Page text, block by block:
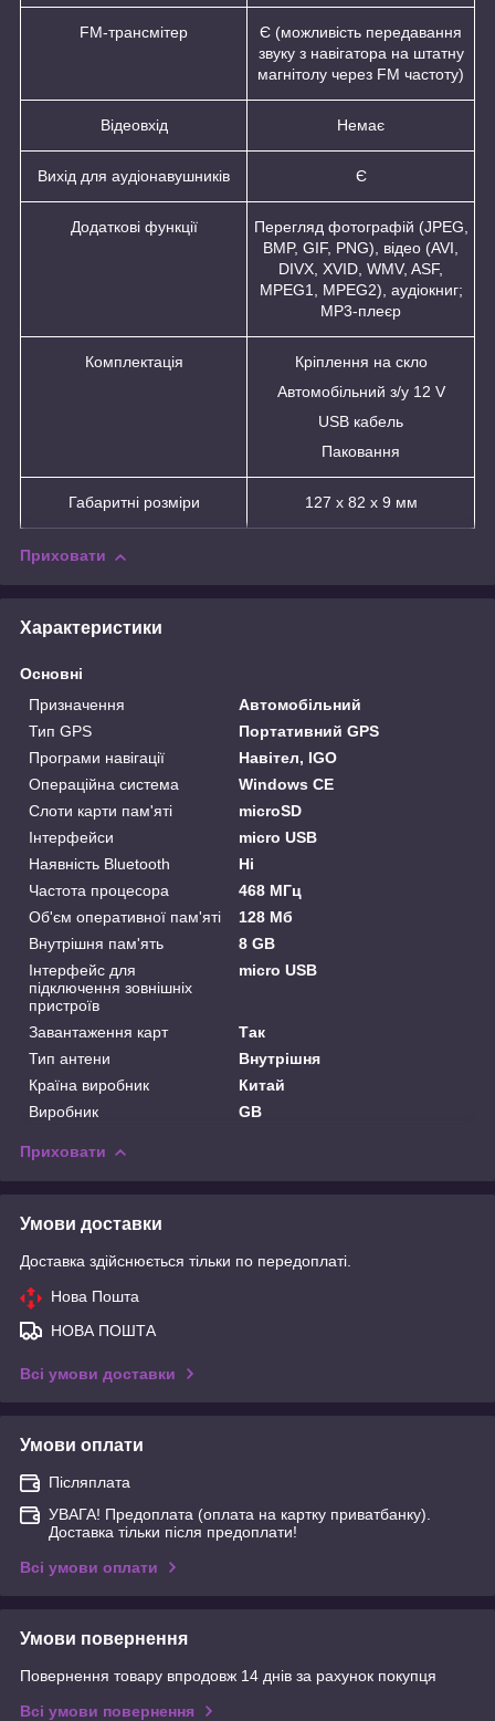
FM-трансмітер
Є (можливість передавання
звуку з навігатора на штатну
магнітолу через FM частоту)
Відеовхід Немає
Вихід для аудіонавушників Є
Додаткові функції
Перегляд фотографій (JPEG,
BMP, GIF, PNG), відео (AVI,
DIVX, XVID, WMV, ASF,
MPEG1, MPEG2), аудіокниг;
MP3-плеєр
Комплектація
Кріплення на скло
Автомобільний з/у 12 V
USB кабель
Паковання
Габаритні розміри 127 х 82 х 9 мм
Приховати
Характеристики
Основні
Призначення
Автомобільний
Тип GPS
Портативний GPS
Програми навігації
Навітел, IGO
Операційна система
Windows CE
Слоти карти пам'яті
microSD
Інтерфейси
micro USB
Наявність Bluetooth
Ні
Частота процесора
468 МГц
Об'єм оперативної пам'яті
128 Мб
Внутрішня пам'ять
8 GB
Інтерфейс для
підключення зовнішніх
пристроїв
micro USB
Завантаження карт
Так
Тип антени
Внутрішня
Країна виробник
Китай
Виробник
GB
Приховати
Умови доставки
Доставка здійснюється тільки по передоплаті.
Нова Пошта
НОВА ПОШТА
Всі умови доставки
Умови оплати
Післяплата
УВАГА! Предоплата (оплата на картку приватбанку).
Доставка тільки після предоплати!
Всі умови оплати
Умови повернення
Повернення товару впродовж 14 днів за рахунок покупця
Всі умови повернення